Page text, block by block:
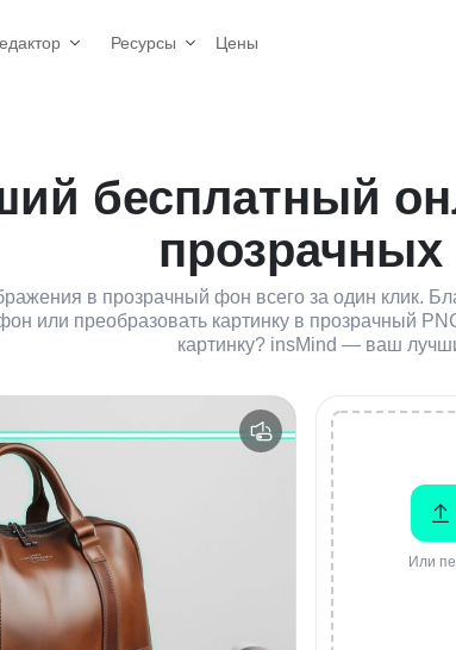
Ресурсы Цены
бесплатный
прозрачных
в прозрачный фон всего за один клик.
или преобразовать картинку в прозрачный
картинку? insMind — ваш
Или